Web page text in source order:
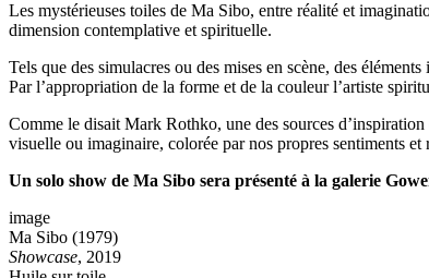
Les mystérieuses toiles de Ma Sibo, entre réalité et
dimension contemplative et spirituelle.
Tels que des simulacres ou des mises en scène, des
Par l’appropriation de la forme et de la couleur l’artiste
Comme le disait Mark Rothko, une des sources
visuelle ou imaginaire, colorée par nos propres sentiments
Un solo show de Ma Sibo sera présenté à la galerie
image
Ma Sibo (1979)
Showcase, 2019